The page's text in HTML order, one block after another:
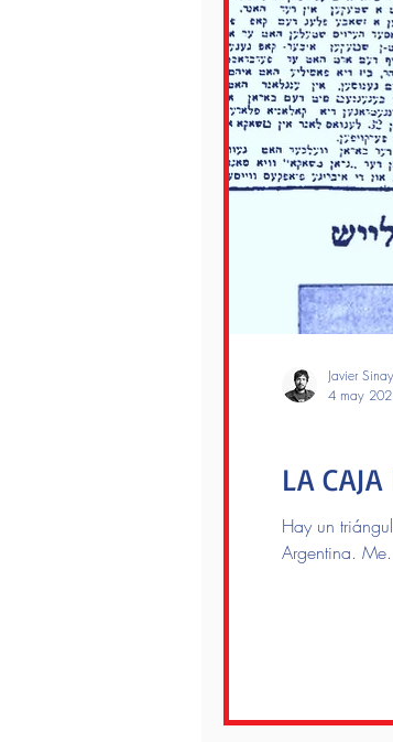
LA
Hay un
Argentina.
Javier Sinay
4 may